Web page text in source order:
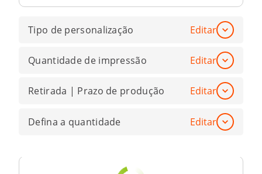
Tipo de personalização Editar
Quantidade de impressão Editar
Retirada | Prazo de produção Editar
Defina a quantidade Editar